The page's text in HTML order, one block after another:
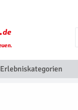
Erlebniskategorien